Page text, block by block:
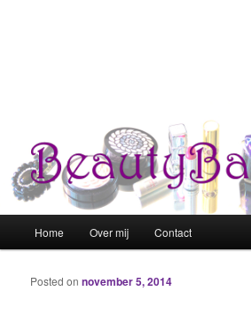
Spring naar de primaire inhoud
Spring naar de secundaire inhoud
Home Over mij Contact
Posted onnovember 5, 2014